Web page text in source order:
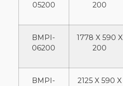
05200
200
BMPI-
06200
1778 X 590 X
200
BMPI-
2125 X 590 X